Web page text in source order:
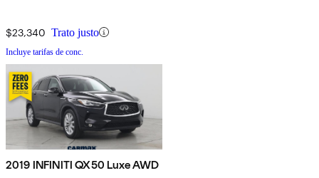
$23,340 Trato justo
Incluye tarifas de conc.
2019 INFINITI QX50 Luxe AWD